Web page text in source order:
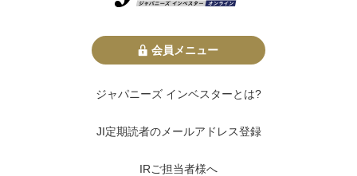
会員メニュー
ジャパニーズ インベスターとは?
JI定期読者のメールアドレス登録
IRご担当者様へ